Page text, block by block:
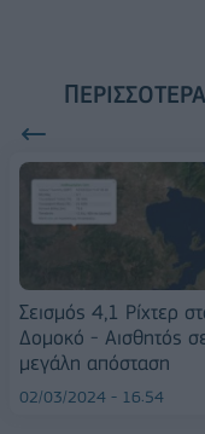
Σεισμός 4,1 Ρίχτερ
Δομοκό - Αισθητός
μεγάλη απόσταση
02/03/2024 - 16:54